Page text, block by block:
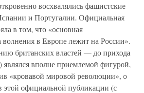
восхвалялись фашистские
и Португалии. Официальная
в том, что «основная
волнения в Европе лежит на России».
британских властей — до прихода
являлся вполне приемлемой фигурой,
«кровавой мировой революции», о
этой официальной публикации (с